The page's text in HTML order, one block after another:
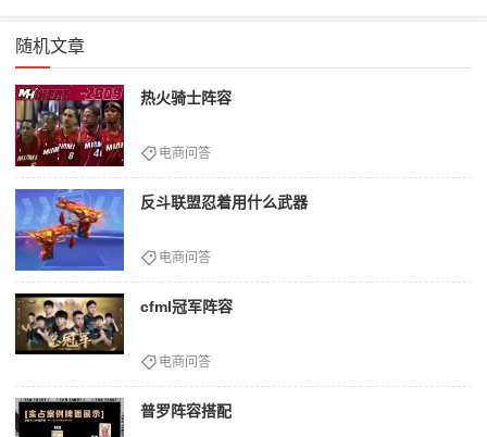
随机文章
热火骑士阵容
电商问答
反斗联盟忍着用什么武器
电商问答
cfml冠军阵容
电商问答
普罗阵容搭配